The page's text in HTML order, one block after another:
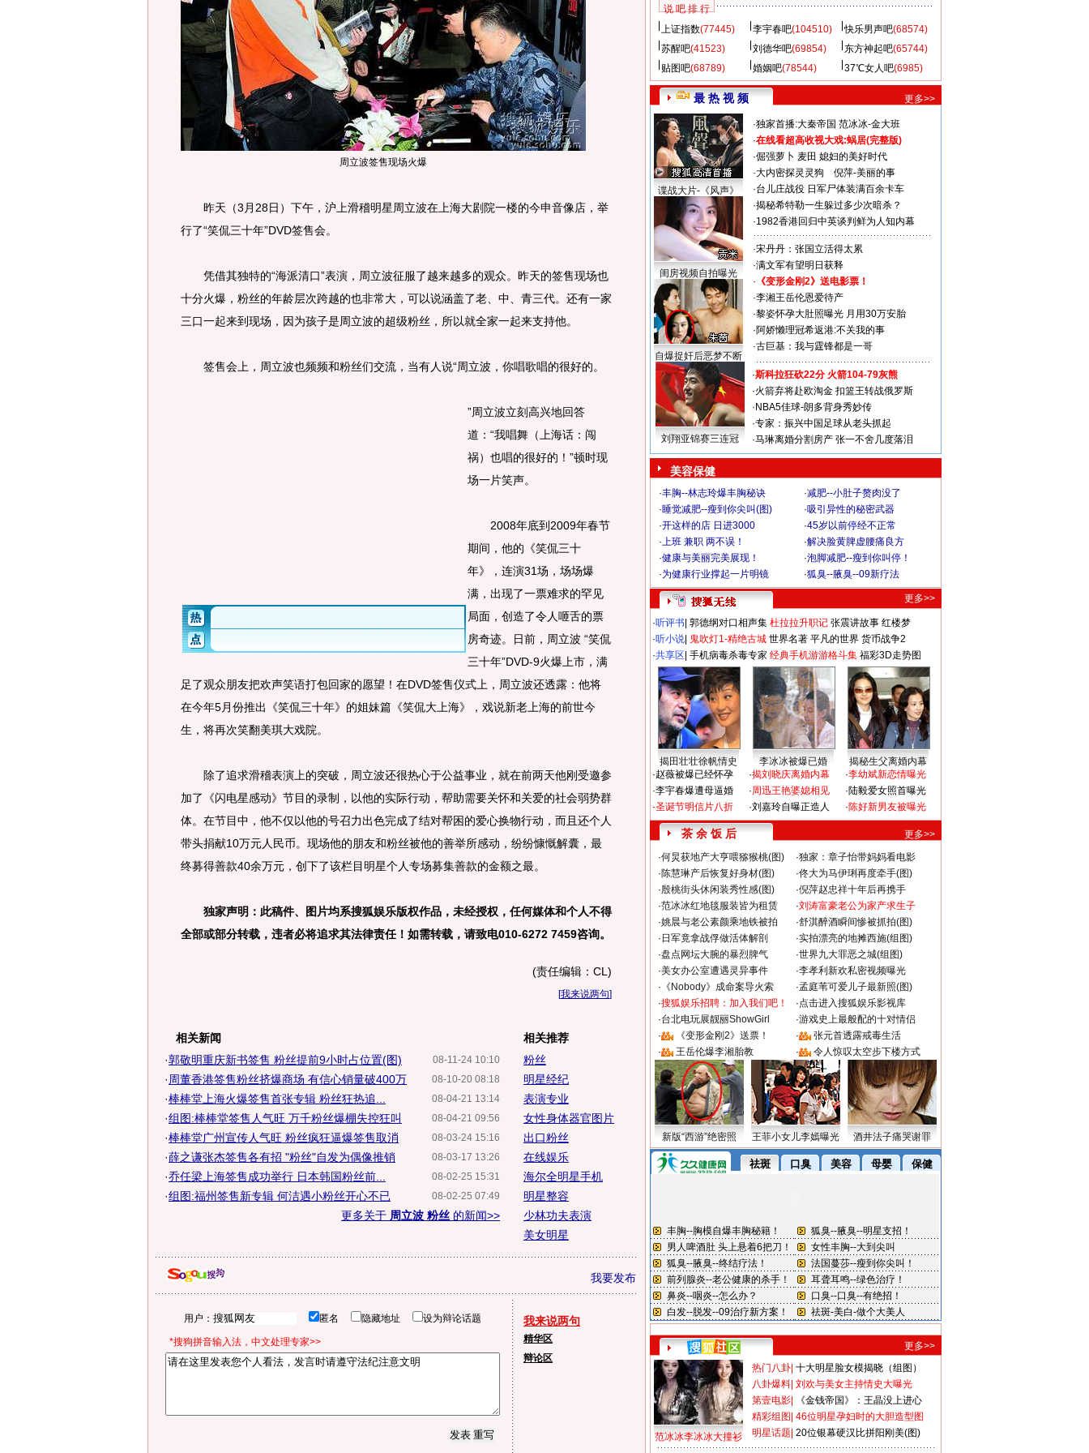
周立波签售现场火爆
昨天（3月28日）下午，沪上滑稽明星周立波在上海大剧院一楼的今申音像店，举
行了“笑侃三十年”DVD签售会。
凭借其独特的“海派清口”表演，周立波征服了越来越多的观众。昨天的签售现场也
十分火爆，粉丝的年龄层次跨越的也非常大，可以说涵盖了老、中、青三代。还有一家
三口一起来到现场，因为孩子是周立波的超级粉丝，所以就全家一起来支持他。
签售会上，周立波也频频和粉丝们交流，当有人说“周立波，你唱歌唱的很好的。
”周立波立刻高兴地回答
道：“我唱舞（上海话：闯
祸）也唱的很好的！”顿时现
场一片笑声。
2008年底到2009年春节
期间，他的《笑侃三十
年》，连演31场，场场爆
满，出现了一票难求的罕见
局面，创造了令人咂舌的票
房奇迹。日前，周立波 “笑侃
三十年”DVD-9火爆上市，满
足了观众朋友把欢声笑语打包回家的愿望！在DVD签售仪式上，周立波还透露：他将
在今年5月份推出《笑侃三十年》的姐妹篇《笑侃大上海》，戏说新老上海的前世今
生，将再次笑翻美琪大戏院。
除了追求滑稽表演上的突破，周立波还很热心于公益事业，就在前两天他刚受邀参
加了《闪电星感动》节目的录制，以他的实际行动，帮助需要关怀和关爱的社会弱势群
体。在节目中，他不仅以他的号召力出色完成了结对帮困的爱心换物行动，而且还个人
带头捐献10万元人民币。现场他的朋友和粉丝被他的善举所感动，纷纷慷慨解囊，最
终募得善款40余万元，创下了该栏目明星个人专场募集善款的金额之最。
独家声明：此稿件、图片均系搜狐娱乐版权作品，未经授权，任何媒体和个人不得
全部或部分转载，违者必将追求其法律责任！如需转载，请致电010-6272 7459咨询。
(责任编辑：CL)
[我来说两句]
相关新闻
08-11-24 10:10
·郭敬明重庆新书签售 粉丝提前9小时占位置(图)
08-10-20 08:18
· 周董香港签售粉丝挤爆商场 有信心销量破400万
08-04-21 13:14
·棒棒堂上海火爆签售首张专辑 粉丝狂热追...
08-04-21 09:56
·组图:棒棒堂签售人气旺 万千粉丝爆棚失控狂叫
08-03-24 15:16
·棒棒堂广州宣传人气旺 粉丝疯狂逼爆签售取消
08-03-17 13:26
·薛之谦张杰签售各有招 "粉丝"自发为偶像推销
08-02-25 15:31
·乔任梁上海签售成功举行 日本韩国粉丝前...
08-02-25 07:49
·组图:福州签售新专辑 何洁遇小粉丝开心不已
更多关于 周立波 粉丝 的新闻>>
相关推荐
粉丝
明星经纪
表演专业
女性身体器官图片
出口粉丝
在线娱乐
海尔全明星手机
明星整容
少林功夫表演
美女明星
我要发布
用户： 匿名 隐藏地址 设为辩论话题
*搜狗拼音输入法，中文处理专家>>
我来说两句
精华区
辩论区
说 吧 排 行
上证指数(77445) 李宇春吧(104510) 快乐男声吧(68574)
苏醒吧(41523) 刘德华吧(69854) 东方神起吧(65744)
贴图吧(68789) 婚姻吧(78544) 37℃女人吧(6985)
最 热 视 频 更多>>
谍战大片-《风声》
闺房视频自拍曝光
自爆捉奸后恶梦不断
·独家首播:大秦帝国 范冰冰-金大班
·在线看超高收视大戏:蜗居(完整版)
·倔强萝卜 麦田 媳妇的美好时代
·大内密探灵灵狗
倪萍-美丽的事
·台儿庄战役 日军尸体装满百余卡车
·揭秘希特勒一生躲过多少次暗杀？
·1982香港回归中英谈判鲜为人知内幕
·宋丹丹：张国立活得太累
·满文军有望明日获释
· 《变形金刚2》送电影票！
·李湘王岳伦恩爱待产
·黎姿怀孕大肚照曝光 月用30万安胎
·阿娇懒理冠希返港:不关我的事
·古巨基：我与霆锋都是一哥
刘翔亚锦赛三连冠
·斯科拉狂砍22分 火箭104-79灰熊
·火箭弃将赴欧淘金 扣篮王转战俄罗斯
· NBA5佳球-朗多背身秀妙传
·专家：振兴中国足球从老头抓起
·马琳离婚分割房产 张一不舍几度落泪
美容保健
·丰胸--林志玲爆丰胸秘诀 ·减肥--小肚子赘肉没了
·睡觉减肥--瘦到你尖叫(图) ·吸引异性的秘密武器
·开这样的店 日进3000 ·45岁以前停经不正常
·上班 兼职 两不误！ ·解决脸黄脾虚腰痛良方
·健康与美丽完美展现！ ·泡脚减肥--瘦到你叫停！
·为健康行业撑起一片明镜 ·狐臭--腋臭--09新疗法
更多>>
·听评书 郭德纲对口相声集 杜拉拉升职记 张震讲故事 红楼梦
·听小说 鬼吹灯1-精绝古城 世界名著 平凡的世界 货币战争2
·共享区 手机病毒杀毒专家 经典手机游游格斗集 福彩3D走势图
揭田壮壮徐帆情史 李冰冰被爆已婚
揭秘生父离婚内幕
·赵薇被爆已经怀孕
·李宇春爆遭母逼婚
·圣诞节明信片八折
·揭刘晓庆离婚内幕
·周迅王艳婆媳相见
·刘嘉玲自曝正造人
·李幼斌新恋情曝光
·陆毅爱女照首曝光
·陈好新男友被曝光
茶 余 饭 后
更多>>
·何炅获地产大亨喂猕猴桃(图) ·独家：章子怡带妈妈看电影
·陈慧琳产后恢复好身材(图) ·佟大为马伊琍再度牵手(图)
·殷桃街头休闲装秀性感(图) ·倪萍赵忠祥十年后再携手
·范冰冰红地毯服装皆为租赁 ·刘涛富豪老公为家产求生子
·姚晨与老公素颜乘地铁被拍 ·舒淇醉酒瞬间惨被抓拍(图)
· 日军竟拿战俘做活体解剖 ·实拍漂亮的地摊西施(组图)
·盘点网坛大腕的暴烈脾气 ·世界九大罪恶之城(组图)
·美女办公室遭遇灵异事件 ·李孝利新欢私密视频曝光
· 《Nobody》成命案导火索 ·孟庭苇可爱儿子最新照(图)
·搜狐娱乐招聘：加入我们吧！ ·点击进入搜狐娱乐影视库
·台北电玩展靓丽ShowGirl ·游戏史上最般配的十对情侣
·
《变形金刚2》送票！ ·
张元首透露戒毒生活
·
王岳伦爆李湘胎教 · 令人惊叹太空步下楼方式
新版“西游”绝密照 王菲小女儿李嫣曝光 酒井法子痛哭谢罪
更多>>
范冰冰李冰冰大撞衫
热门八卦 十大明星脸女模揭晓（组图）
八卦爆料 刘欢与美女主持情史大曝光
第壹电影
《金钱帝国》：王晶没上进心
精彩组图 46位明星孕妇时的大胆造型图
明星话题 20位银幕硬汉比拼阳刚美(图)